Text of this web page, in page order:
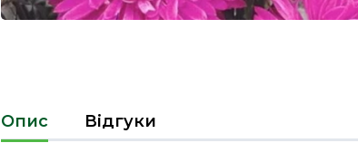
Опис Відгуки